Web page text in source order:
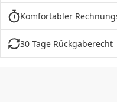
Komfortabler
30 Tage Rückgaberecht